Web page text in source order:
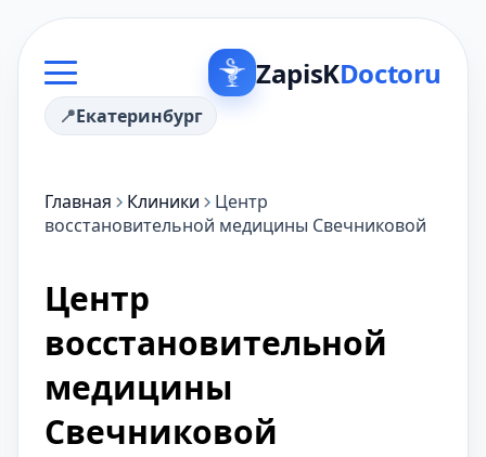
ZapisKDoctoru
Екатеринбург
Главная Клиники
Центр
восстановительной медицины Свечниковой
Центр
восстановительной
медицины
Свечниковой